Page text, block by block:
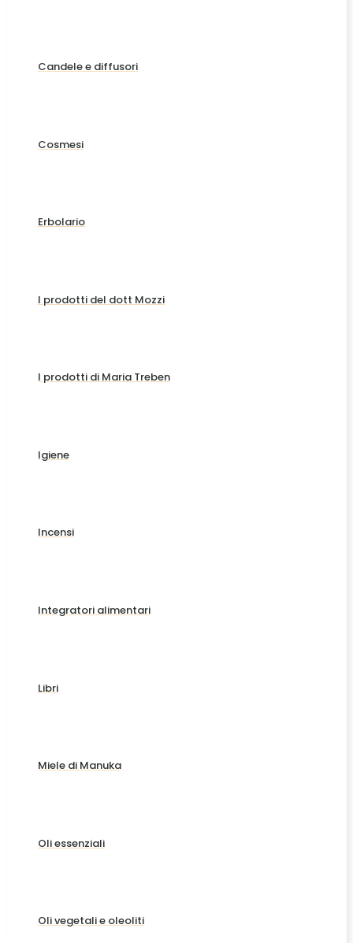
Candele e diffusori
Cosmesi
Erbolario
I prodotti del dott Mozzi
I prodotti di Maria Treben
Igiene
Incensi
Integratori alimentari
Libri
Miele di Manuka
Oli essenziali
Oli vegetali e oleoliti